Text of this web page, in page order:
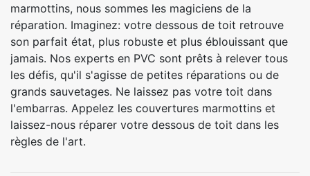
marmottins, nous sommes les magiciens de la
réparation. Imaginez: votre dessous de toit retrouve
son parfait état, plus robuste et plus éblouissant que
jamais. Nos experts en PVC sont prêts à relever tous
les défis, qu'il s'agisse de petites réparations ou de
grands sauvetages. Ne laissez pas votre toit dans
l'embarras. Appelez les couvertures marmottins et
laissez-nous réparer votre dessous de toit dans les
règles de l'art.